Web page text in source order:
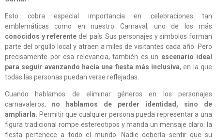
Esto cobra especial importancia en celebraciones tan
emblemáticas como en nuestro Carnaval, uno de los más
conocidos y referente del país. Sus personajes y símbolos forman
parte del orgullo local y atraen a miles de visitantes cada año. Pero
precisamente por esa relevancia, también es un escenario ideal
para seguir avanzando hacia una fiesta más inclusiva, en la que
todas las personas puedan verse reflejadas.
Cuando hablamos de eliminar géneros en los personajes
carnavaleros, no hablamos de perder identidad, sino de
ampliarla. Permitir que cualquier persona pueda representar a una
figura tradicional rompe estereotipos y manda un mensaje claro: la
fiesta pertenece a todo el mundo. Nadie debería sentir que su